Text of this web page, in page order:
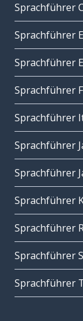
Sprachführer
Sprachführer
Sprachführer
Sprachführer
Sprachführer
Sprachführer
Sprachführer
Sprachführer
Sprachführer
Sprachführer
Sprachführer